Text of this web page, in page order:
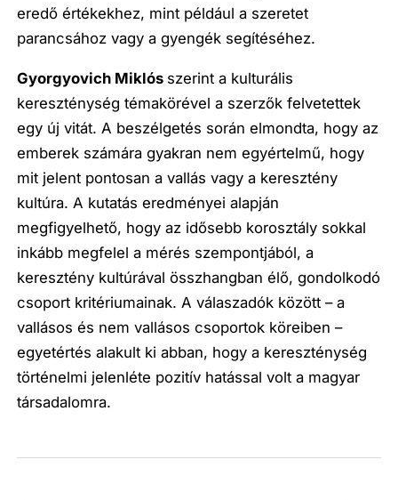
eredő értékekhez, mint például a szeretet
parancsához vagy a gyengék segítéséhez.
Gyorgyovich Miklós szerint a kulturális
kereszténység témakörével a szerzők felvetettek
egy új vitát. A beszélgetés során elmondta, hogy az
emberek számára gyakran nem egyértelmű, hogy
mit jelent pontosan a vallás vagy a keresztény
kultúra. A kutatás eredményei alapján
megfigyelhető, hogy az idősebb korosztály sokkal
inkább megfelel a mérés szempontjából, a
keresztény kultúrával összhangban élő, gondolkodó
csoport kritériumainak. A válaszadók között – a
vallásos és nem vallásos csoportok köreiben –
egyetértés alakult ki abban, hogy a kereszténység
történelmi jelenléte pozitív hatással volt a magyar
társadalomra.